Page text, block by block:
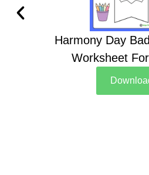
Harmony Day
Worksheet